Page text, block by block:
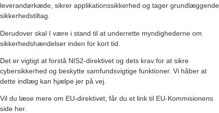
leverandørkæde, sikrer applikationssikkerhed og tager grundlæggende
sikkerhedstiltag.
Derudover skal I være i stand til at underrette myndighederne om
sikkerhedshændelser inden for kort tid.
Det er vigtigt at forstå NIS2-direktivet og dets krav for at sikre
cybersikkerhed og beskytte samfundsvigtige funktioner. Vi håber at
dette indlæg kan hjælpe jer på vej.
Vil du læse mere om EU-direktivet, får du et link til EU-Kommisionens
side her.